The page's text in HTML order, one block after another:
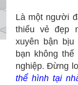
Là một người
thiếu vẻ đẹp
xuyên bận
bạn không
nghiệp. Đừng
thể hình tại